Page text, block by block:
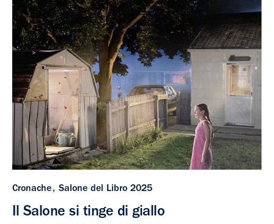
Cronache Salone del Libro 2025
Il Salone si tinge di giallo